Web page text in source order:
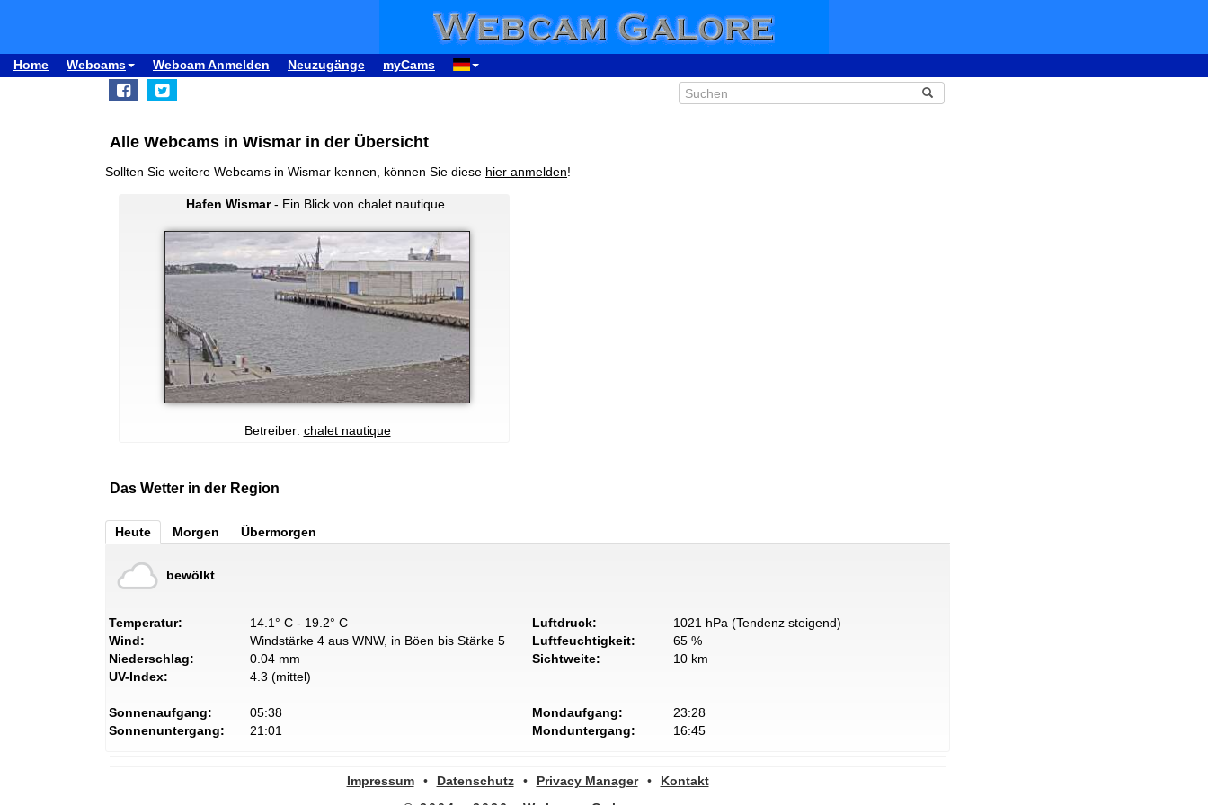
Home Webcams Webcam Anmelden Neuzugänge myCams
Alle Webcams in Wismar in der Übersicht
Sollten Sie weitere Webcams in Wismar kennen, können Sie diese hier anmelden!
Hafen Wismar- Ein Blick von chalet nautique.
Betreiber: chalet nautique
Das Wetter in der Region
Heute Morgen Übermorgen
bewölkt
Temperatur:
14.1° C - 19.2° C
Wind:
Windstärke 4 aus WNW, in Böen bis Stärke 5
Niederschlag:
0.04 mm
UV-Index:
4.3 (mittel)
Luftdruck:
1021 hPa (Tendenz steigend)
Luftfeuchtigkeit:
65 %
Sichtweite:
10 km
Sonnenaufgang:
05:38
Sonnenuntergang:
21:01
Mondaufgang:
23:28
Monduntergang:
16:45
Impressum • Datenschutz • Privacy Manager •
Kontakt